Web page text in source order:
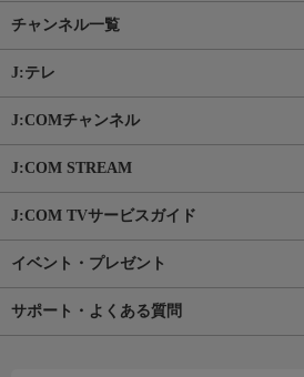
チャンネル一覧
J:テレ
J:COMチャンネル
J:COM STREAM
J:COM TVサービスガイド
イベント・プレゼント
サポート・よくある質問